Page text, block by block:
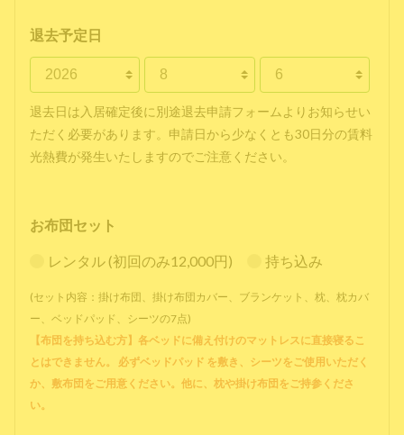
退去予定日
退去日は入居確定後に別途退去申請フォームよりお知らせい
ただく必要があります。申請日から少なくとも30日分の賃料
光熱費が発生いたしますのでご注意ください。
お布団セット
レンタル (初回のみ12,000円) 持ち込み
(セット内容：掛け布団、掛け布団カバー、ブランケット、枕、枕カバ
ー、ベッドパッド、シーツの7点)
【布団を持ち込む方】各ベッドに備え付けのマットレスに直接寝るこ
とはできません。 必ずベッドパッド を敷き、シーツをご使用いただく
か、敷布団をご用意ください。他に、枕や掛け布団をご持参くださ
い。